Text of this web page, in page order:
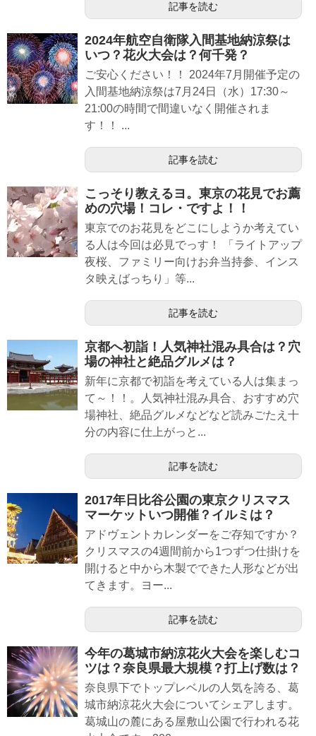
記事を読む
2024年航空自衛隊入間基地納涼祭は
いつ？花火大会は？何千発？
ご安心ください！！ 2024年7月開催予定の
入間基地納涼祭は7月24日（水）17:30～
21:00の時間で間違いなく開催されま
す！！ ...
記事を読む
こっそり教えるヨ。東京の花見でお薦
めの穴場！コレ・ですよ！！
東京でのお花見をどこにしようか考えてい
る人は今回は必見でっす！ 「ライトアップ
夜桜、ファミリー向けお弁当持参、インス
タ映えばっちり」等...
記事を読む
京都へ初詣！人気神社混み具合は？穴
場の神社と絶品グルメは？
新年に京都で初詣を考えている人は集まっ
て～！！。人気神社混み具合、おすすめ穴
場神社、絶品グルメなどなど読みごたえ十
分の内容に仕上がっと...
記事を読む
2017年日比谷公園の東京クリスマス
マーケットいつ開催？イルミは？
アドヴェントカレンダーをご存知ですか？
クリスマスの4週間前から1つずつ仕掛けを
開けると中から木製でできた人形などが出
てきます。ヨー...
記事を読む
今年の葛城市納涼花火大会を楽しむコ
ツは？奈良県最大規模？打上げ数は？
奈良県下でトップレベルの人気を誇る、葛
城市納涼花火大会についてシェアします。
葛城山の麓にある屋敷山公園で行われる花